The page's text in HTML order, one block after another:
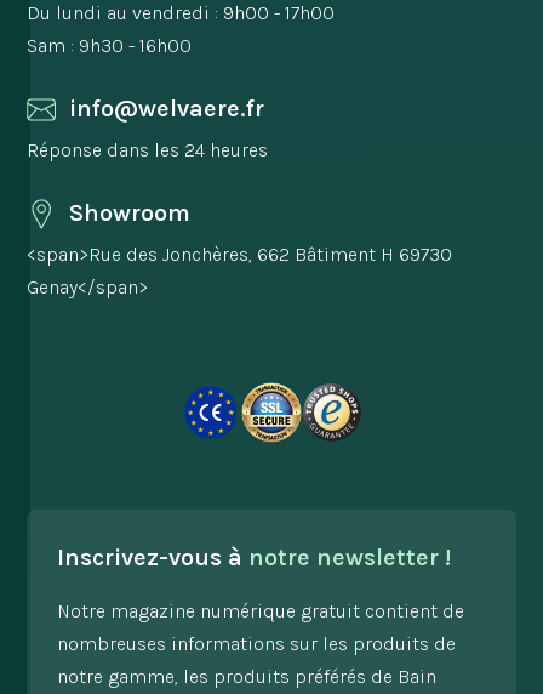
Du lundi au vendredi : 9h00 - 17h00
Sam : 9h30 - 16h00
info@welvaere.fr
Réponse dans les 24 heures
Showroom
<span>Rue des Jonchères, 662 Bâtiment H 69730
Genay</span>
Inscrivez-vous à notre newsletter !
Notre magazine numérique gratuit contient de
nombreuses informations sur les produits de
notre gamme, les produits préférés de Bain